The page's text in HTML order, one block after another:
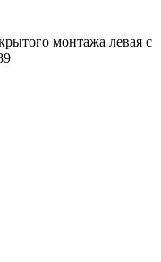
монтажа левая с